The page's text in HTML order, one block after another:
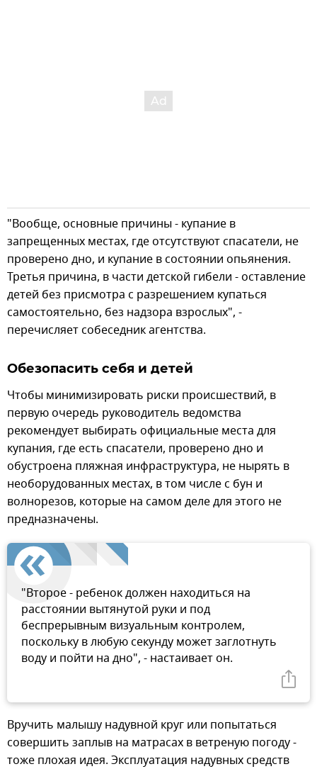
"Вообще, основные причины - купание в
запрещенных местах, где отсутствуют спасатели, не
проверено дно, и купание в состоянии опьянения.
Третья причина, в части детской гибели - оставление
детей без присмотра с разрешением купаться
самостоятельно, без надзора взрослых", -
перечисляет собеседник агентства.
Обезопасить себя и детей
Чтобы минимизировать риски происшествий, в
первую очередь руководитель ведомства
рекомендует выбирать официальные места для
купания, где есть спасатели, проверено дно и
обустроена пляжная инфраструктура, не нырять в
необорудованных местах, в том числе с бун и
волнорезов, которые на самом деле для этого не
предназначены.
"Второе - ребенок должен находиться на
расстоянии вытянутой руки и под
беспрерывным визуальным контролем,
поскольку в любую секунду может заглотнуть
воду и пойти на дно", - настаивает он.
Вручить малышу надувной круг или попытаться
совершить заплыв на матрасах в ветреную погоду -
тоже плохая идея. Эксплуатация надувных средств